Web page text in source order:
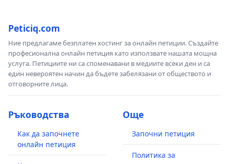
Peticiq.com
Ние предлагаме безплатен хостинг за онлайн петиции. Създайте
професионална онлайн петиция като използвате нашата мощна
услуга. Петициите ни са споменавани в медиите всеки ден и са
един невероятен начин да бъдете забелязани от обществото и
отговорните лица.
Ръководства
Как да започнете
онлайн петиция
Още
Започни петиция
Политика за